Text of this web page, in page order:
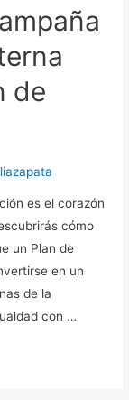
de
es el corazón
cómo
un Plan de
en un
de la
con …